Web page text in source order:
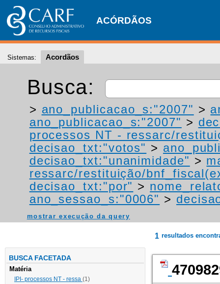
ACÓRDÃOS
Sistemas: Acordãos
Busca:
> ano_publicacao_s:"2007" >
ano_publicacao_s:"2007" >
processos NT - ressarc/
decisao_txt:"votos" >
decisao_txt:"unanimidade" >
ressarc/restituição/
decisao_txt:"por" >
ano_sessao_s:"0006" >
mostrar execução da query
BUSCA FACETADA
Matéria
IPI- processos NT - ressa (1)
1 resultados